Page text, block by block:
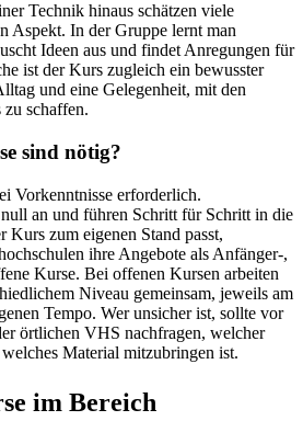
Technik hinaus schätzen viele
Aspekt. In der Gruppe lernt man
Ideen aus und findet Anregungen für
ist der Kurs zugleich ein bewusster
und eine Gelegenheit, mit den
schaffen.
sind nötig?
Vorkenntnisse erforderlich.
an und führen Schritt für Schritt in die
zum eigenen Stand passt,
ihre Angebote als Anfänger-,
Kurse. Bei offenen Kursen arbeiten
Niveau gemeinsam, jeweils am
Tempo. Wer unsicher ist, sollte vor
örtlichen VHS nachfragen, welcher
Material mitzubringen ist.
im Bereich